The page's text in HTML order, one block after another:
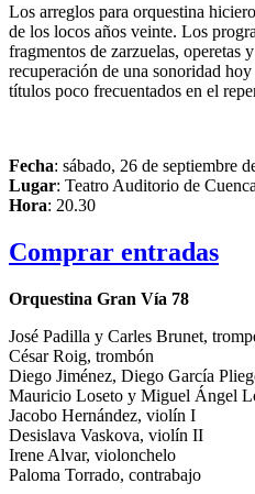
Los arreglos para orquestina
de los locos años veinte. Los
fragmentos de zarzuelas, operetas
recuperación de una sonoridad
títulos poco frecuentados en el
Fecha: sábado, 26 de septiembre
Lugar: Teatro Auditorio de
Hora: 20.30
Comprar entradas
Orquestina Gran Vía 78
José Padilla y Carles Brunet,
César Roig, trombón
Diego Jiménez, Diego García
Mauricio Loseto y Miguel Ángel
Jacobo Hernández, violín I
Desislava Vaskova, violín II
Irene Alvar, violonchelo
Paloma Torrado, contrabajo